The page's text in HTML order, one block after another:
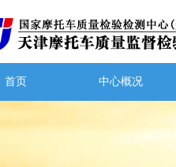
首页 中心概况